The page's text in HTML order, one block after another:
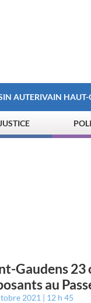
AUTERIVAIN
Gaudens 23
au
2021 12 h 45